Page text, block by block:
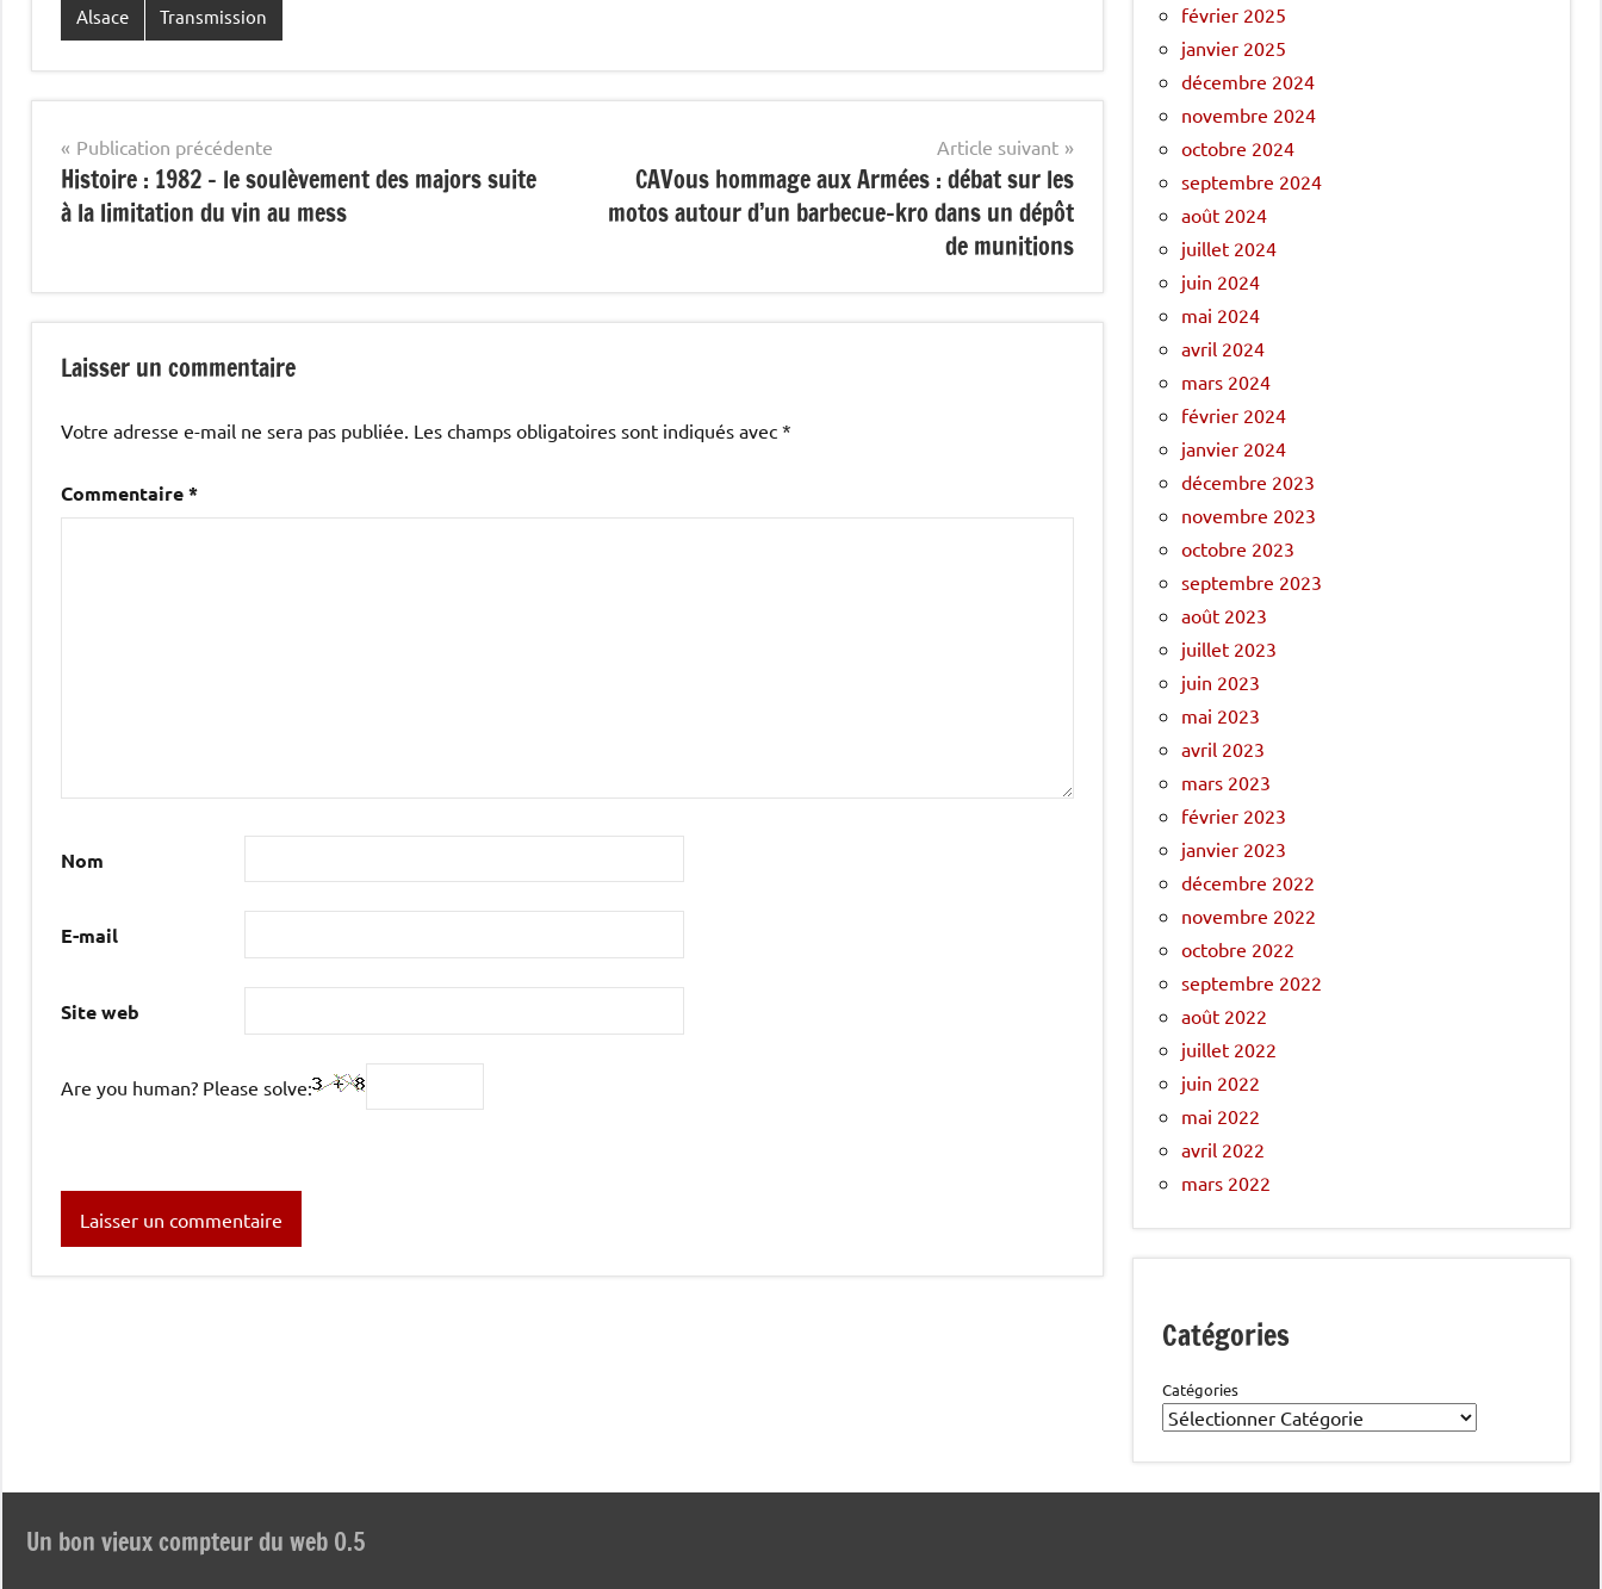
Alsace Transmission
Navigation
de
l’article
Publication précédente
Histoire : 1982 – le soulèvement des majors suite
à la limitation du vin au mess
Article suivant
CAVous hommage aux Armées : débat sur les
motos autour d’un barbecue-kro dans un dépôt
de munitions
Laisser un commentaire
Votre adresse e-mail ne sera pas publiée. Les champs obligatoires sont indiqués avec *
Commentaire*
Nom
E-mail
Site web
Are you human? Please solve:
février 2025
janvier 2025
décembre 2024
novembre 2024
octobre 2024
septembre 2024
août 2024
juillet 2024
juin 2024
mai 2024
avril 2024
mars 2024
février 2024
janvier 2024
décembre 2023
novembre 2023
octobre 2023
septembre 2023
août 2023
juillet 2023
juin 2023
mai 2023
avril 2023
mars 2023
février 2023
janvier 2023
décembre 2022
novembre 2022
octobre 2022
septembre 2022
août 2022
juillet 2022
juin 2022
mai 2022
avril 2022
mars 2022
Catégories
Catégories
Un bon vieux compteur du web 0.5